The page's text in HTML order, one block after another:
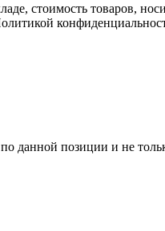
стоимость товаров,
данной позиции и не